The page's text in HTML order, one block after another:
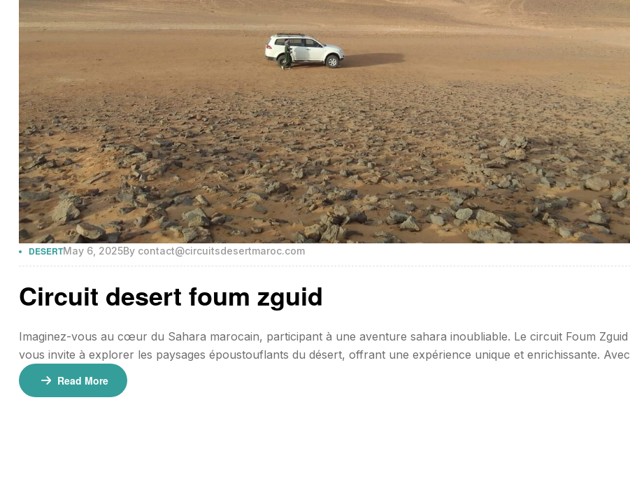
DESERTMay 6, 2025By contact@circuitsdesertmaroc.com
Circuit desert foum zguid
Imaginez-vous au cœur du Sahara marocain, participant à une aventure sahara inoubliable. Le circuit Foum Zguid
vous invite à explorer les paysages époustouflants du désert, offrant une expérience unique et enrichissante. Avec
ses dunes de sable infini et ses oasis verdoyantes, ce circuit promet des moments inoubliables sous les étoiles. Vous
découvrirez la beauté brute […]
Read More